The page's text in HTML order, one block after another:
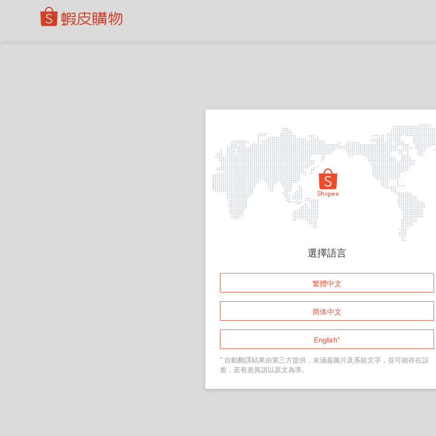
頁面無法顯示
登入
返回首頁
選擇語言
繁體中文
简体中文
English*
* 自動翻譯結果由第三方提供，未涵蓋圖片及系統文字，並可能存在誤
差，若有差異請以原文為準。